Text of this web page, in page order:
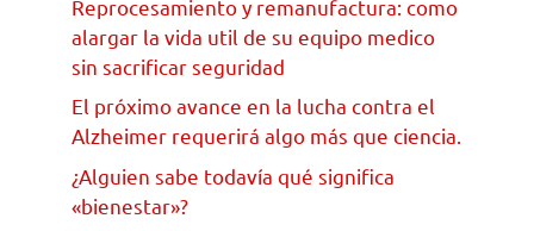
Reprocesamiento y remanufactura: como
alargar la vida util de su equipo medico
sin sacrificar seguridad
El próximo avance en la lucha contra el
Alzheimer requerirá algo más que ciencia.
¿Alguien sabe todavía qué significa
«bienestar»?